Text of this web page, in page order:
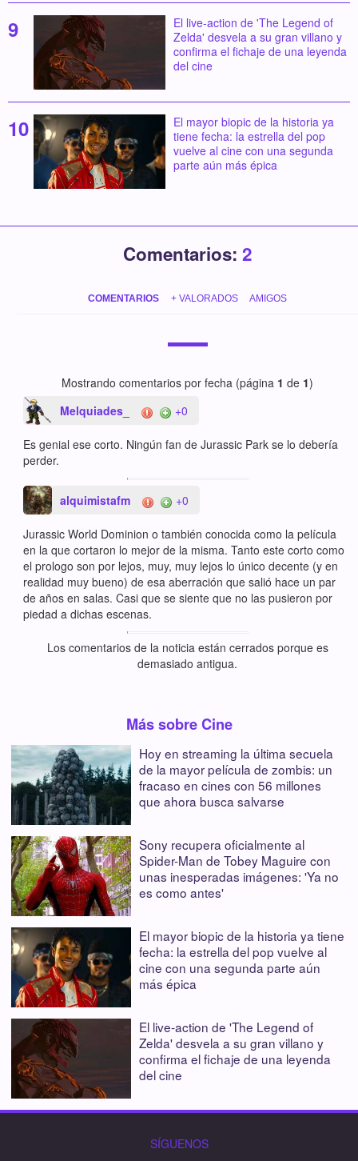
El live-action de 'The Legend of
Zelda' desvela a su gran villano y
confirma el fichaje de una leyenda
del cine
El mayor biopic de la historia ya
tiene fecha: la estrella del pop
vuelve al cine con una segunda
parte aún más épica
Comentarios: 2
COMENTARIOS + VALORADOS AMIGOS
Mostrando comentarios por fecha (página 1 de 1)
Melquiades_
+0
Es genial ese corto. Ningún fan de Jurassic Park se lo debería
perder.
alquimistafm +0
Jurassic World Dominion o también conocida como la película
en la que cortaron lo mejor de la misma. Tanto este corto como
el prologo son por lejos, muy, muy lejos lo único decente (y en
realidad muy bueno) de esa aberración que salió hace un par
de años en salas. Casi que se siente que no las pusieron por
piedad a dichas escenas.
Los comentarios de la noticia están cerrados porque es
demasiado antigua.
Más sobre Cine
Hoy en streaming la última secuela
de la mayor película de zombis: un
fracaso en cines con 56 millones
que ahora busca salvarse
Sony recupera oficialmente al
Spider-Man de Tobey Maguire con
unas inesperadas imágenes: 'Ya no
es como antes'
El mayor biopic de la historia ya tiene
fecha: la estrella del pop vuelve al
cine con una segunda parte aún
más épica
El live-action de 'The Legend of
Zelda' desvela a su gran villano y
confirma el fichaje de una leyenda
del cine
SÍGUENOS